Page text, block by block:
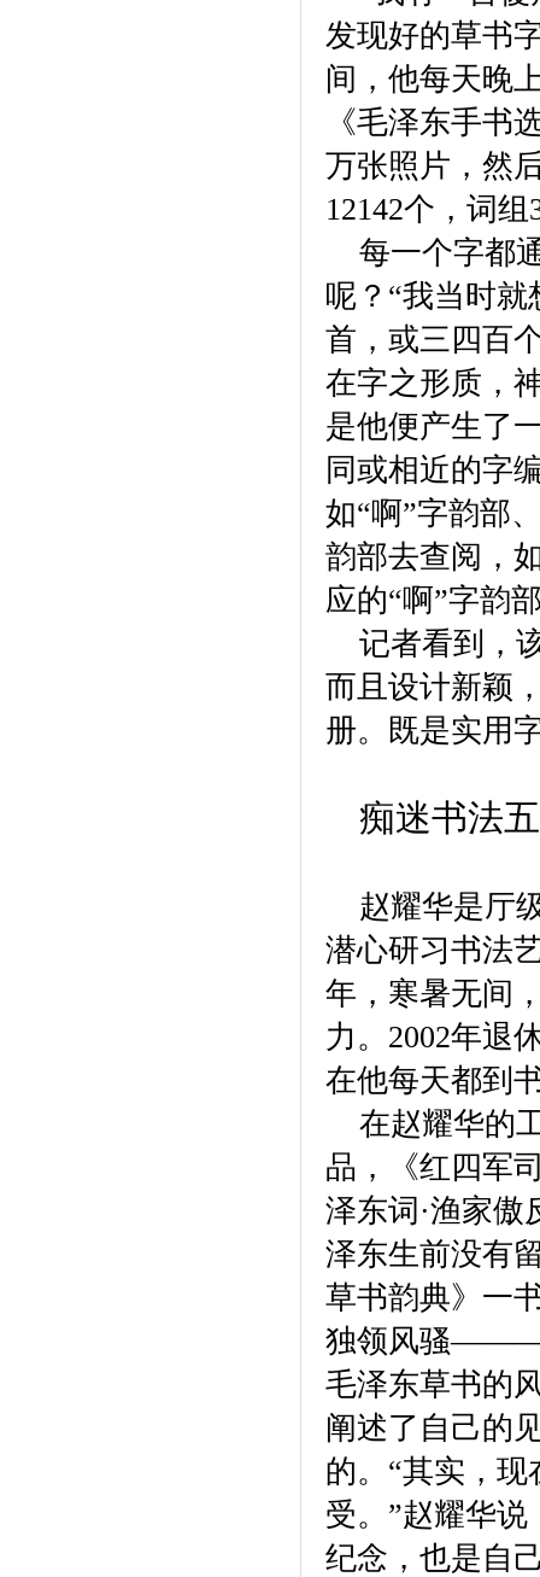
发现好的草书
间，他每天晚
《毛泽东手书
万张照片，然
12142个，词组
每一个字都
呢？“我当时
首，或三四百
在字之形质，
是他便产生了
同或相近的字
如“啊”字韵部
韵部去查阅，
应的“啊”字韵
记者看到，
而且设计新颖
册。既是实用
痴迷书法
赵耀华是厅
潜心研习书法
年，寒暑无间
力。2002年退
在他每天都到
在赵耀华的
品，《红四军
泽东词·渔家
泽东生前没有
草书韵典》一
独领风骚———
毛泽东草书的
阐述了自己的
的。“其实，
受。”赵耀华
纪念，也是自